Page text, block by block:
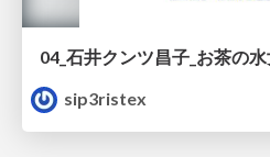
sip3ristex